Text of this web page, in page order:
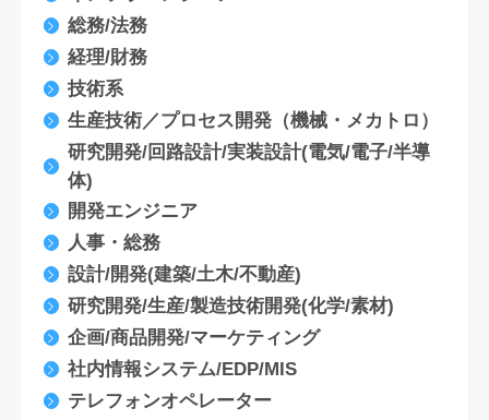
総務/法務
経理/財務
技術系
生産技術／プロセス開発（機械・メカトロ）
研究開発/回路設計/実装設計(電気/電子/半導
体)
開発エンジニア
人事・総務
設計/開発(建築/土木/不動産)
研究開発/生産/製造技術開発(化学/素材)
企画/商品開発/マーケティング
社内情報システム/EDP/MIS
テレフォンオペレーター